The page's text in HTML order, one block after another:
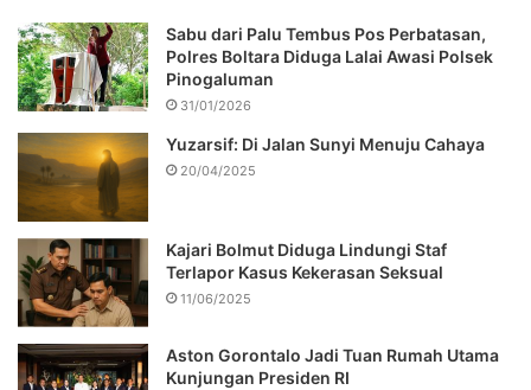
Sabu dari Palu Tembus Pos Perbatasan,
Polres Boltara Diduga Lalai Awasi Polsek
Pinogaluman
31/01/2026
Yuzarsif: Di Jalan Sunyi Menuju Cahaya
20/04/2025
Kajari Bolmut Diduga Lindungi Staf
Terlapor Kasus Kekerasan Seksual
11/06/2025
Aston Gorontalo Jadi Tuan Rumah Utama
Kunjungan Presiden RI